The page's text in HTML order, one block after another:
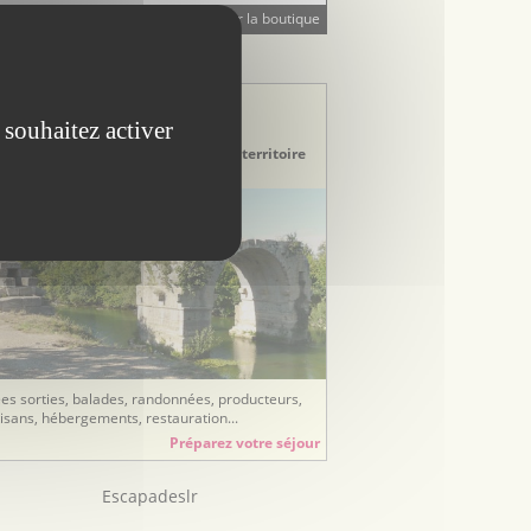
Visiter la boutique
de Lunel
le Pays de Lunel, un riche territoire
sorties, balades, randonnées, producteurs,
hébergements, restauration...
Préparez votre séjour
Escapadeslr
activer